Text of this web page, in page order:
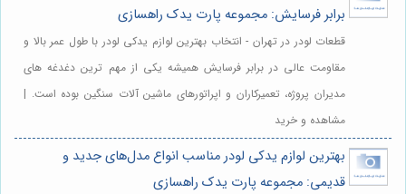
برابر فرسایش: مجموعه پارت یدک راهسازی
قطعات لودر در تهران - انتخاب بهترین لوازم یدکی لودر با طول عمر بالا و
مقاومت عالی در برابر فرسایش همیشه یکی از مهم ترین دغدغه های
مدیران پروژه، تعمیرکاران و اپراتورهای ماشین آلات سنگین بوده است. |
مشاهده و خرید
بهترین لوازم یدکی لودر مناسب انواع مدل‌های جدید و
قدیمی: مجموعه پارت یدک راهسازی